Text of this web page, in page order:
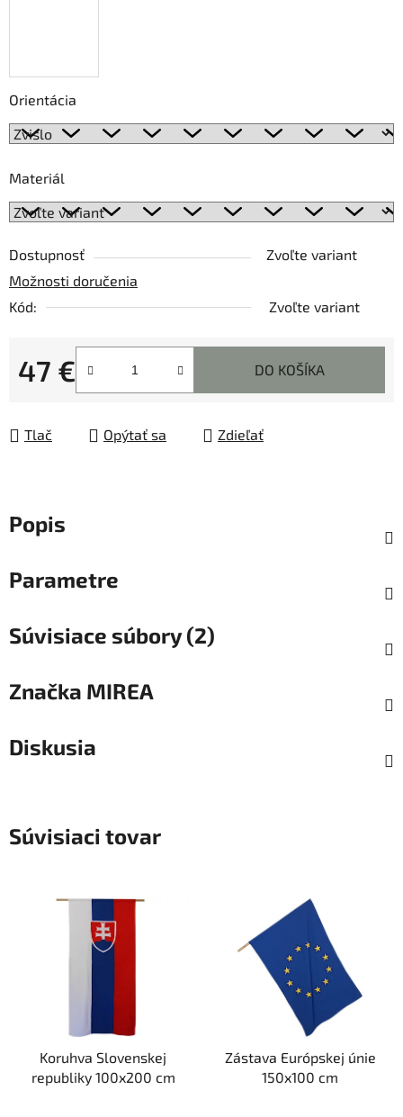
Orientácia
Materiál
Dostupnosť
Zvoľte variant
Možnosti doručenia
Kód:
Zvoľte variant
47 €
Jednotková cena:
DO KOŠÍKA
Tlač Opýtať sa Zdieľať
Popis
Parametre
Súvisiace súbory (2)
Značka MIREA
Diskusia
Súvisiaci tovar
Koruhva Slovenskej
republiky 100x200 cm
Zástava Európskej únie
150x100 cm